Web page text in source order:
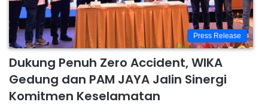
Press Release
Dukung Penuh Zero Accident, WIKA
Gedung dan PAM JAYA Jalin Sinergi
Komitmen Keselamatan